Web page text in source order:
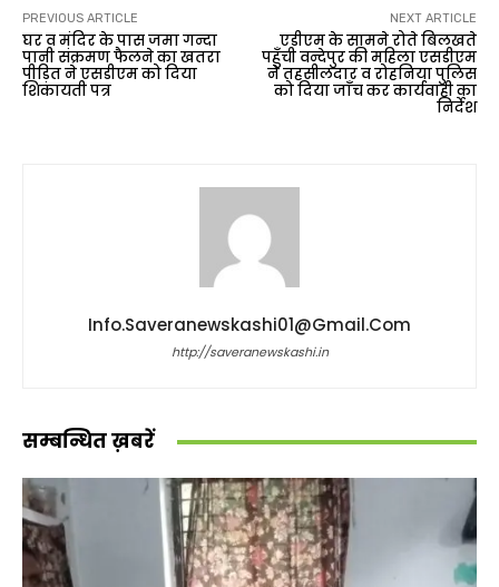
PREVIOUS ARTICLE
घर व मंदिर के पास जमा गन्दा
पानी संक्रमण फैलने का खतरा
पीड़ित ने एसडीएम को दिया
शिकायती पत्र
NEXT ARTICLE
एडीएम के सामने रोते बिलखते
पहुँची वन्देपुर की महिला एसडीएम
ने तहसीलदार व रोहनिया पुलिस
को दिया जाँच कर कार्यवाही का
निर्देश
Info.saveranewskashi01@gmail.com
http://saveranewskashi.in
सम्बन्धित ख़बरें